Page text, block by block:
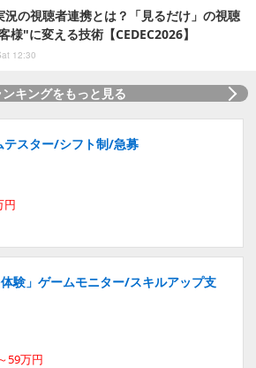
況の視聴者連携とは？「見るだけ」の視聴
様"に変える技術【CEDEC2026】
12:30
ンキングをもっと見る
テスター/シフト制/急募
円
体験」ゲームモニター/スキルアップ支
59万円